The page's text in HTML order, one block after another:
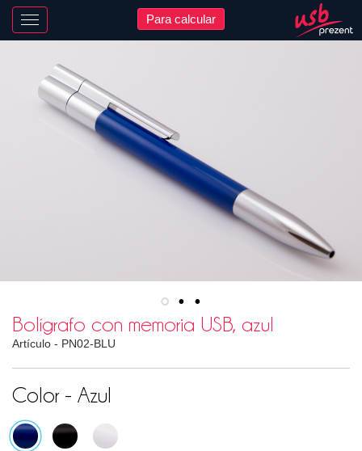
Nawigacja Para calcular
Bolígrafo con memoria USB, azul
Artículo - PN02-BLU
Color - Azul